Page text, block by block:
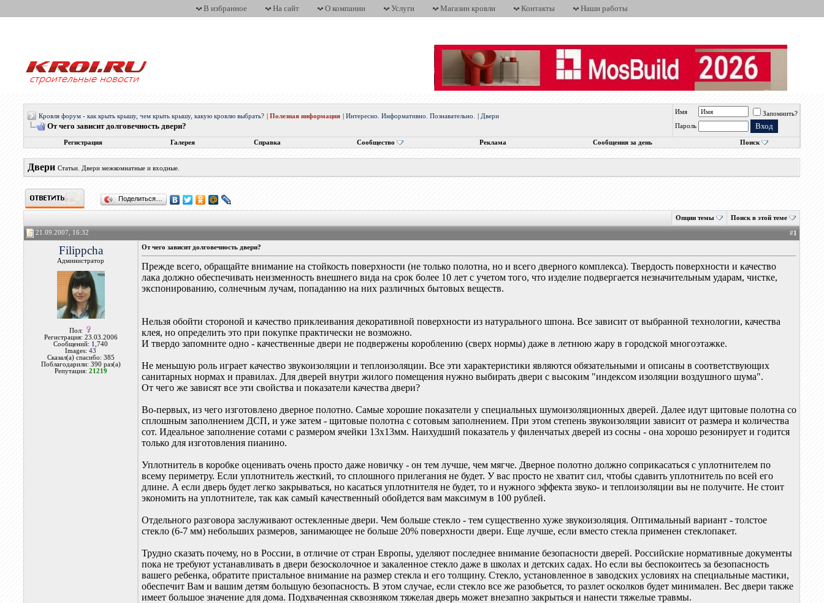
В избранное На сайт О компании Услуги Магазин кровли Контакты Наши работы
Кровля форум - как крыть крышу, чем крыть крышу, какую кровлю выбрать? |Полезная информация |Интересно. Информативно. Познавательно. Двери
От чего зависит долговечность двери?
Имя
Запомнить?
Пароль
Регистрация Галерея Справка Сообщество Реклама Сообщения за день Поиск
Двери Статьи. Двери межкомнатные и входные.
Поделиться…
Опции темы Поиск в этой теме
21.09.2007, 16:32 #1
Filippcha
Администратор
Пол:
Регистрация: 23.03.2006
Сообщений: 1,740
Images:43
Сказал(а) спасибо: 385
Поблагодарили: 390 раз(а)
Репутация: 21219
От чего зависит долговечность двери?
Прежде всего, обращайте внимание на стойкость поверхности (не только полотна, но и всего дверного комплекса). Твердость поверхности и качество
лака должно обеспечивать неизменность внешнего вида на срок более 10 лет с учетом того, что изделие подвергается незначительным ударам, чистке,
экспонированию, солнечным лучам, попаданию на них различных бытовых веществ.
Нельзя обойти стороной и качество приклеивания декоративной поверхности из натурального шпона. Все зависит от выбранной технологии, качества
клея, но определить это при покупке практически не возможно.
И твердо запомните одно - качественные двери не подвержены короблению (сверх нормы) даже в летнюю жару в городской многоэтажке.
Не меньшую роль играет качество звукоизоляции и теплоизоляции. Все эти характеристики являются обязательными и описаны в соответствующих
санитарных нормах и правилах. Для дверей внутри жилого помещения нужно выбирать двери с высоким "индексом изоляции воздушного шума".
От чего же зависят все эти свойства и показатели качества двери?
Во-первых, из чего изготовлено дверное полотно. Самые хорошие показатели у специальных шумоизоляционных дверей. Далее идут щитовые полотна со
сплошным заполнением ДСП, и уже затем - щитовые полотна с сотовым заполнением. При этом степень звукоизоляции зависит от размера и количества
сот. Идеальное заполнение сотами с размером ячейки 13х13мм. Наихудший показатель у филенчатых дверей из сосны - она хорошо резонирует и годится
только для изготовления пианино.
Уплотнитель в коробке оценивать очень просто даже новичку - он тем лучше, чем мягче. Дверное полотно должно соприкасаться с уплотнителем по
всему периметру. Если уплотнитель жесткий, то сплошного прилегания не будет. У вас просто не хватит сил, чтобы сдавить уплотнитель по всей его
длине. А если дверь будет легко закрываться, но касаться уплотнителя не будет, то и нужного эффекта звуко- и теплоизоляции вы не получите. Не стоит
экономить на уплотнителе, так как самый качественный обойдется вам максимум в 100 рублей.
Отдельного разговора заслуживают остекленные двери. Чем больше стекло - тем существенно хуже звукоизоляция. Оптимальный вариант - толстое
стекло (6-7 мм) небольших размеров, занимающее не больше 20% поверхности двери. Еще лучше, если вместо стекла применен стеклопакет.
Трудно сказать почему, но в России, в отличие от стран Европы, уделяют последнее внимание безопасности дверей. Российские нормативные документы
пока не требуют устанавливать в двери безосколочное и закаленное стекло даже в школах и детских садах. Но если вы беспокоитесь за безопасность
вашего ребенка, обратите пристальное внимание на размер стекла и его толщину. Стекло, установленное в заводских условиях на специальные мастики,
обеспечит Вам и вашим детям большую безопасность. В этом случае, если стекло все же разобьется, то разлет осколков будет минимален. Вес двери также
имеет большое значение для дома. Подхваченная сквозняком тяжелая дверь может внезапно закрыться и нанести тяжелые травмы.